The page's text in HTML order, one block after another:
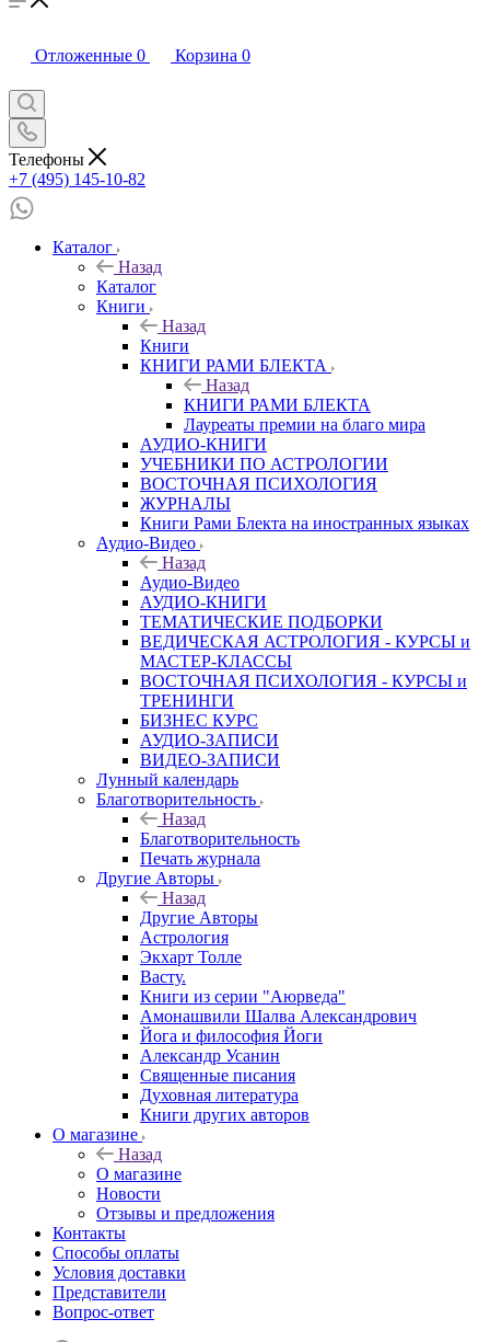
Отложенные 0 Корзина 0
Телефоны
+7 (495) 145-10-82
Каталог
Назад
Каталог
Книги
Назад
Книги
КНИГИ РАМИ БЛЕКТА
Назад
КНИГИ РАМИ БЛЕКТА
Лауреаты премии на благо мира
АУДИО-КНИГИ
УЧЕБНИКИ ПО АСТРОЛОГИИ
ВОСТОЧНАЯ ПСИХОЛОГИЯ
ЖУРНАЛЫ
Книги Рами Блекта на иностранных языках
Аудио-Видео
Назад
Аудио-Видео
АУДИО-КНИГИ
ТЕМАТИЧЕСКИЕ ПОДБОРКИ
ВЕДИЧЕСКАЯ АСТРОЛОГИЯ - КУРСЫ и
МАСТЕР-КЛАССЫ
ВОСТОЧНАЯ ПСИХОЛОГИЯ - КУРСЫ и
ТРЕНИНГИ
БИЗНЕС КУРС
АУДИО-ЗАПИСИ
ВИДЕО-ЗАПИСИ
Лунный календарь
Благотворительность
Назад
Благотворительность
Печать журнала
Другие Aвторы
Назад
Другие Aвторы
Астрология
Экхарт Толле
Васту.
Книги из серии "Аюрведа"
Амонашвили Шалва Александрович
Йога и философия Йоги
Александр Усанин
Священные писания
Духовная литература
Книги других авторов
О магазине
Назад
О магазине
Новости
Отзывы и предложения
Контакты
Способы оплаты
Условия доставки
Представители
Вопрос-ответ